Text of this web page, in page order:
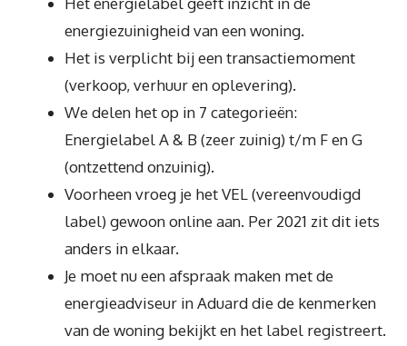
energiezuinigheid van een woning.
Het is verplicht bij een transactiemoment
(verkoop, verhuur en oplevering).
We delen het op in 7 categorieën:
Energielabel A & B (zeer zuinig) t/m F en G
(ontzettend onzuinig).
Voorheen vroeg je het VEL (vereenvoudigd
label) gewoon online aan. Per 2021 zit dit iets
anders in elkaar.
Je moet nu een afspraak maken met de
energieadviseur in Aduard die de kenmerken
van de woning bekijkt en het label registreert.